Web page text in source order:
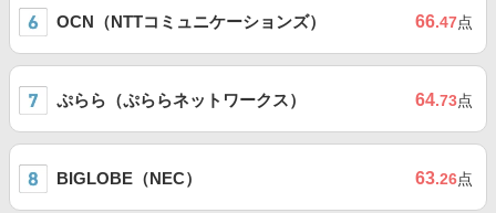
OCN（NTTコミュニケーションズ） 66.47点
ぷらら（ぷららネットワークス） 64.73点
BIGLOBE（NEC） 63.26点